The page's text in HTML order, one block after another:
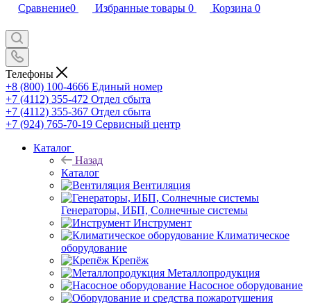
Сравнение0 Избранные товары 0 Корзина 0
Телефоны
+8 (800) 100-4666 Единый номер
+7 (4112) 355-472 Отдел сбыта
+7 (4112) 355-367 Отдел сбыта
+7 (924) 765-70-19 Сервисный центр
Каталог
Назад
Каталог
Вентиляция
Генераторы, ИБП, Солнечные системы
Инструмент
Климатическое
оборудование
Крепёж
Металлопродукция
Насосное оборудование